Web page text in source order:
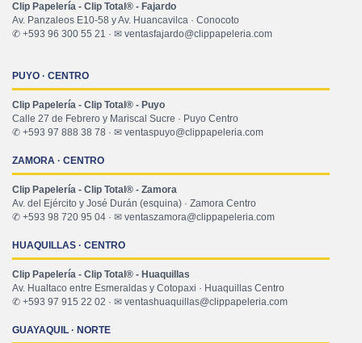
Clip Papelería - Clip Total® - Fajardo
Av. Panzaleos E10-58 y Av. Huancavilca · Conocoto
✆ +593 96 300 55 21 · ✉ ventasfajardo@clippapeleria.com
PUYO · CENTRO
Clip Papelería - Clip Total® - Puyo
Calle 27 de Febrero y Mariscal Sucre · Puyo Centro
✆ +593 97 888 38 78 · ✉ ventaspuyo@clippapeleria.com
ZAMORA · CENTRO
Clip Papelería - Clip Total® - Zamora
Av. del Ejército y José Durán (esquina) · Zamora Centro
✆ +593 98 720 95 04 · ✉ ventaszamora@clippapeleria.com
HUAQUILLAS · CENTRO
Clip Papelería - Clip Total® - Huaquillas
Av. Hualtaco entre Esmeraldas y Cotopaxi · Huaquillas Centro
✆ +593 97 915 22 02 · ✉ ventashuaquillas@clippapeleria.com
GUAYAQUIL · NORTE